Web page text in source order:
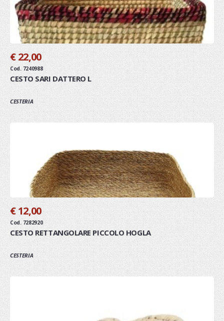
€ 22,00
Cod. 7240988
CESTO SARI DATTERO L
CESTERIA
€ 12,00
Cod. 7282920
CESTO RETTANGOLARE PICCOLO HOGLA
CESTERIA